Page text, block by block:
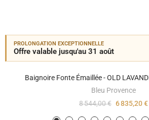
PROLONGATION EXCEPTIONNELLE
Offre valable jusqu'au 31 août
Baignoire Fonte Émaillée - OLD
Bleu Provence
8 544,00 € 6 835,20 €